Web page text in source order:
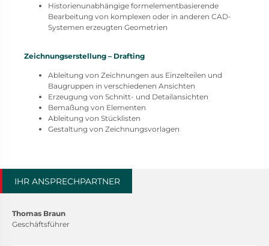
Historienunabhängige formelementbasierende
Bearbeitung von komplexen oder in anderen CAD-
Systemen erzeugten Geometrien
Zeichnungserstellung – Drafting
Ableitung von Zeichnungen aus Einzelteilen und
Baugruppen in verschiedenen Ansichten
Erzeugung von Schnitt- und Detailansichten
Bemaßung von Elementen
Ableitung von Stücklisten
Gestaltung von Zeichnungsvorlagen
IHR ANSPRECHPARTNER
Thomas Braun
Geschäftsführer